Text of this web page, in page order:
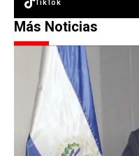
TikTok
Más Noticias